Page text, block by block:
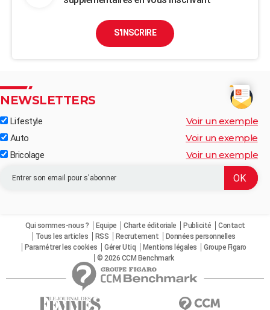
S'INSCRIRE
NEWSLETTERS
Lifestyle Voir un exemple
Auto Voir un exemple
Bricolage Voir un exemple
Qui sommes-nous ? Equipe Charte éditoriale Publicité
Contact
Tous les articles
RSS Recrutement
Données personnelles
Paramétrer les cookies
Gérer Utiq Mentions légales
Groupe Figaro
© 2026 CCM Benchmark